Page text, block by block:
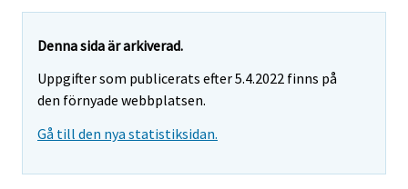
Denna sida är arkiverad.
Uppgifter som publicerats efter 5.4.2022 finns på
den förnyade webbplatsen.
Gå till den nya statistiksidan.